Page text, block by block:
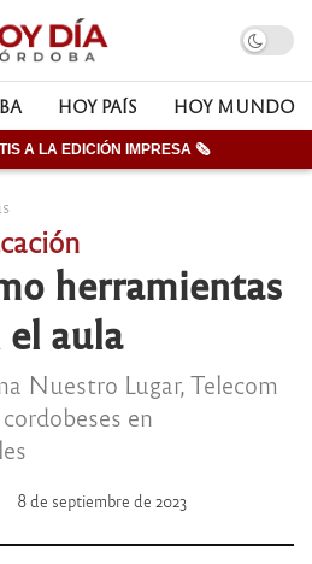
HOY PAÍS HOY MUNDO
A LA EDICIÓN IMPRESA 🗞
herramientas
el aula
Nuestro Lugar, Telecom
en
8 de septiembre de 2023